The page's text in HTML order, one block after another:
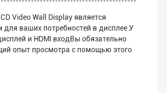
Video Wall Display является
ваших потребностей в дисплее.У
и HDMI входВы обязательно
опыт просмотра с помощью этого